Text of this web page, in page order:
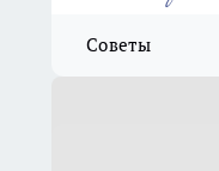
Советы